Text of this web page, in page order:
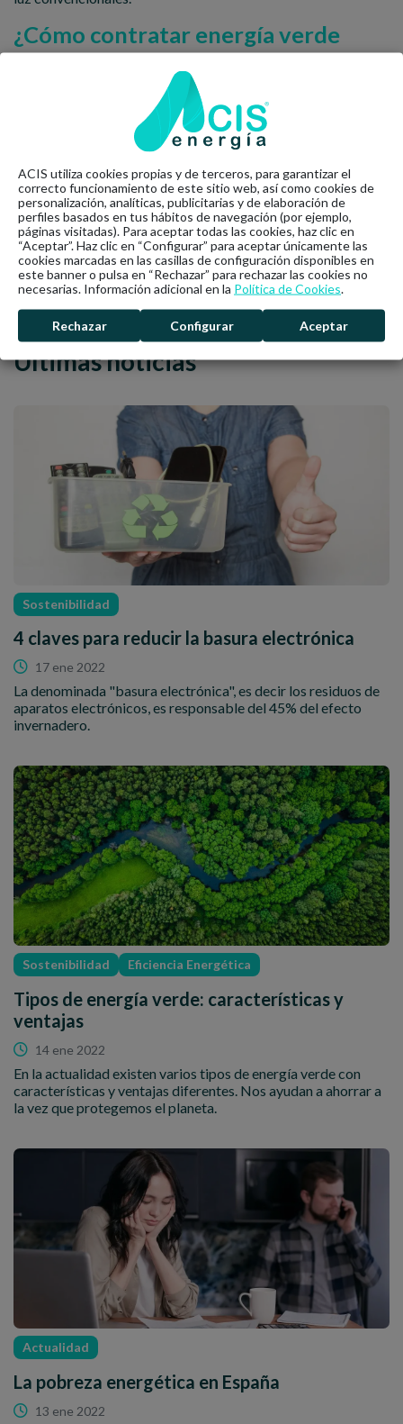
¿Cómo contratar energía verde
para mi hogar?
Hoy en día existen numerosas compañías de luz, como ya
sabrás, hay dos mercados —libre y regulado— claramente
diferenciados en los que contratar tu luz.
renovable pero, ¿cuál debes elegir? Para llevar a cabo esta
tarea existe una herramienta online, rápida e intuitiva como es
el comparador energético.
El comparador energético te mostrará rápidamente un
listado con aquellas compañías de energía verde que mejor se
ajustan a tus necesidades.
Últimas noticias
Sostenibilidad
4 claves para reducir la basura electrónica
17 ene 2022
La denominada "basura electrónica", es decir los residuos de
aparatos electrónicos, es responsable del 45% del efecto
invernadero.
Sostenibilidad Eficiencia Energética
Tipos de energía verde: características y
ventajas
14 ene 2022
En la actualidad existen varios tipos de energía verde con
características y ventajas diferentes. Nos ayudan a ahorrar a
la vez que protegemos el planeta.
Actualidad
La pobreza energética en España
13 ene 2022
ACIS utiliza cookies propias y de terceros, para garantizar el
correcto funcionamiento de este sitio web, así como cookies de
personalización, analíticas, publicitarias y de elaboración de
perfiles basados en tus hábitos de navegación (por ejemplo,
páginas visitadas). Para aceptar todas las cookies, haz clic en
“Aceptar”. Haz clic en “Configurar” para aceptar únicamente las
cookies marcadas en las casillas de configuración disponibles en
este banner o pulsa en “Rechazar” para rechazar las cookies no
necesarias. Información adicional en la Política de Cookies.
Rechazar Configurar Aceptar